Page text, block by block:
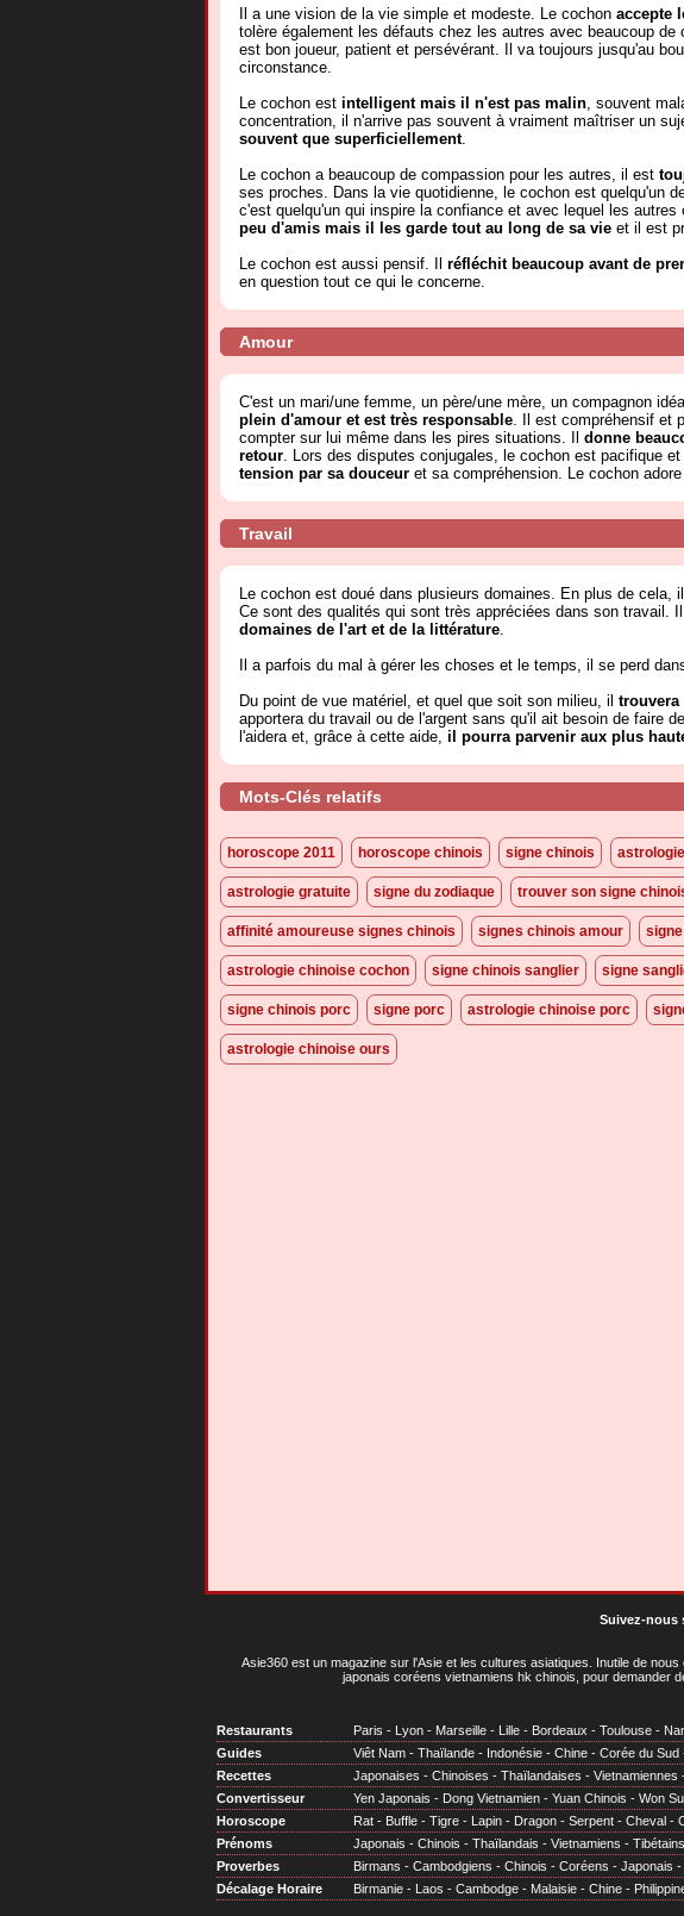
Il a une vision de la vie simple et modeste. Le cochon accepte
tolère également les défauts chez les autres avec beaucoup
est bon joueur, patient et persévérant. Il va toujours jusqu'au
circonstance.
Le cochon est intelligent mais il n'est pas malin, souvent
concentration, il n'arrive pas souvent à vraiment maîtriser un
souvent que superficiellement.
Le cochon a beaucoup de compassion pour les autres, il est
ses proches. Dans la vie quotidienne, le cochon est quelqu'un
c'est quelqu'un qui inspire la confiance et avec lequel les
peu d'amis mais il les garde tout au long de sa vie et il est
Le cochon est aussi pensif. Il réfléchit beaucoup avant de
en question tout ce qui le concerne.
Amour
C'est un mari/une femme, un père/une mère, un compagnon
plein d'amour et est très responsable. Il est compréhensif et
compter sur lui même dans les pires situations. Il donne
retour. Lors des disputes conjugales, le cochon est pacifique et
tension par sa douceur et sa compréhension. Le cochon
Travail
Le cochon est doué dans plusieurs domaines. En plus de cela,
Ce sont des qualités qui sont très appréciées dans son travail.
domaines de l'art et de la littérature.
Il a parfois du mal à gérer les choses et le temps, il se perd
Du point de vue matériel, et quel que soit son milieu, il
apportera du travail ou de l'argent sans qu'il ait besoin de faire
l'aidera et, grâce à cette aide, il pourra parvenir aux plus
Mots-Clés relatifs
horoscope 2011 horoscope chinois signe chinois
astrologie gratuite signe du zodiaque trouver son signe
affinité amoureuse signes chinois signes chinois amour
astrologie chinoise cochon signe chinois sanglier signe
signe chinois porc signe porc astrologie chinoise porc
astrologie chinoise ours
Suivez-nous
Asie360 est un magazine sur l'Asie et les cultures asiatiques . Inutile de
japonais coréens vietnamiens hk chinois, pour demander
Restaurants Paris - Lyon - Marseille - Lille - Bordeaux - Toulouse -
Guides
Viêt Nam - Thaïlande - Indonésie - Chine - Corée du Sud
Recettes
Japonaises - Chinoises - Thaïlandaises - Vietnamiennes
Convertisseur
Yen Japonais - Dong Vietnamien - Yuan Chinois - Won
Horoscope
Rat - Buffle - Tigre - Lapin - Dragon - Serpent - Cheval -
Prénoms
Japonais - Chinois - Thaïlandais - Vietnamiens - Tibétains
Proverbes
Birmans - Cambodgiens - Chinois - Coréens - Japonais -
Décalage Horaire
Birmanie - Laos - Cambodge - Malaisie - Chine -